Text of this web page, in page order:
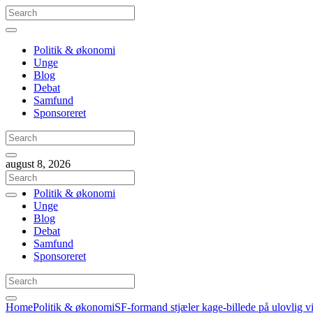
Politik & økonomi
Unge
Blog
Debat
Samfund
Sponsoreret
august 8, 2026
Politik & økonomi
Unge
Blog
Debat
Samfund
Sponsoreret
HomePolitik & økonomiSF-formand stjæler kage-billede på ulovlig